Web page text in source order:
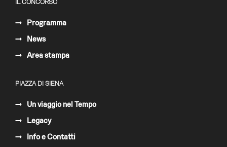
IL CONCORSO
Programma
News
Area stampa
PIAZZA DI SIENA
Un viaggio nel Tempo
Legacy
Info e Contatti